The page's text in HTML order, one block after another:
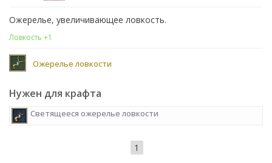
Ожерелье, увеличивающее ловкость.
Ловкость +1
Ожерелье ловкости
Нужен для крафта
Светящееся ожерелье ловкости
1